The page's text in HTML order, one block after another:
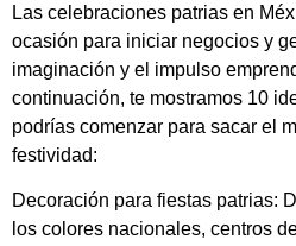
Las celebraciones patrias en
ocasión para iniciar negocios y
imaginación y el impulso
continuación, te mostramos 10
podrías comenzar para sacar el
festividad:
Decoración para fiestas patrias:
los colores nacionales, centros